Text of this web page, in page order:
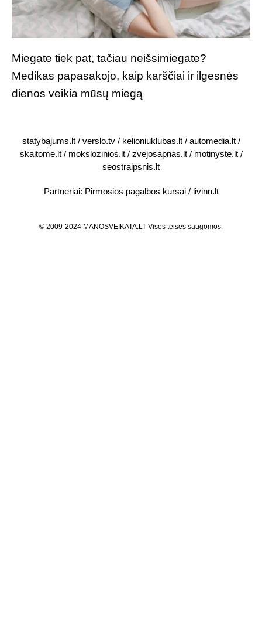
Miegate tiek pat, tačiau neišsimiegate?
Medikas papasakojo, kaip karščiai ir ilgesnės
dienos veikia mūsų miegą
statybajums.lt/ verslo.tv/ kelioniuklubas.lt/ automedia.lt/
skaitome.lt/ mokslozinios.lt/ zvejosapnas.lt/ motinyste.lt/
seostraipsnis.lt
Partneriai: Pirmosios pagalbos kursai/ livinn.lt
© 2009-2024 MANOSVEIKATA.LT Visos teisės saugomos.